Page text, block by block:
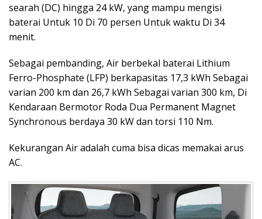
searah (DC) hingga 24 kW, yang mampu mengisi
baterai Untuk 10 Di 70 persen Untuk waktu Di 34
menit.
Sebagai pembanding, Air berbekal baterai Lithium
Ferro-Phosphate (LFP) berkapasitas 17,3 kWh Sebagai
varian 200 km dan 26,7 kWh Sebagai varian 300 km, Di
Kendaraan Bermotor Roda Dua Permanent Magnet
Synchronous berdaya 30 kW dan torsi 110 Nm.
Kekurangan Air adalah cuma bisa dicas memakai arus
AC.